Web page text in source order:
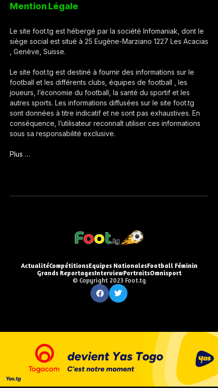
Mention Légale
Le site foot.tg est hébergé par la société Infomaniak, dont le
siège social est situé à 25 Eugène-Marziano 1227 Les Acacias
, Genève, Suisse.
Le site foot.tg est destiné à fournir des informations sur le
football et les différents clubs, équipes de football , les
joueurs, l’économie du football, la santé du sportif et les
autres sports. Les informations diffusées sur le site foot.tg
sont données à titre indicatif et ne sont pas exhaustives. En
conséquence, l’utilisateur reconnaît utiliser ces informations
sous sa responsabilité exclusive.
Plus …
ActualitéCompétitionsEquipes NationalesFootball Féminin
Grands ReportagesInterviewPortraitsOmnisport
© Copyright 2023 Foot.tg